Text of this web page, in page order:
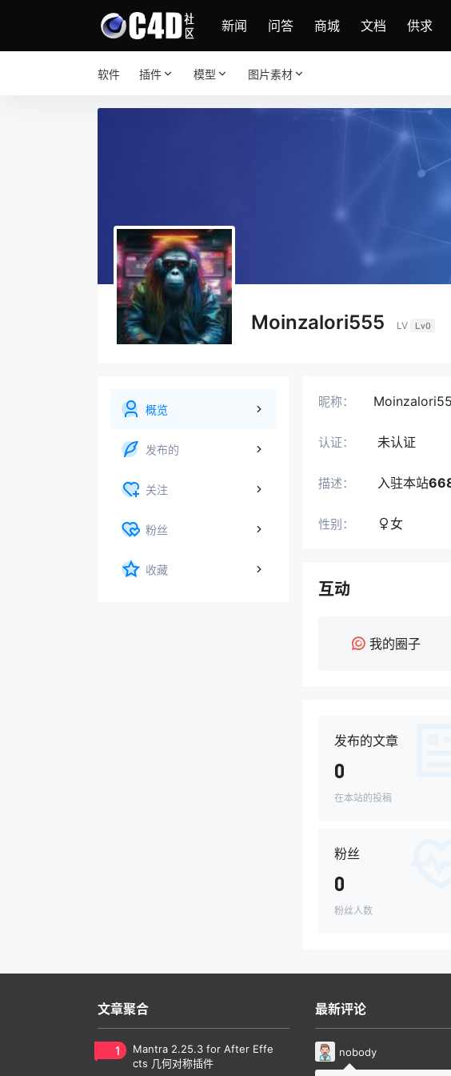
新闻 问答 商城 文档 供求
软件 插件 模型 图片素材
Moinzalori555 LV Lv0
概览
发布的
关注
粉丝
收藏
昵称：
认证： 未认证
描述： 入驻本站
性别： 女
互动
我的圈子
发布的文章
0
在本站的投稿
粉丝
0
粉丝人数
文章聚合
1
Mantra 2.25.3 for After Effe
cts 几何对称插件
最新评论
nobody